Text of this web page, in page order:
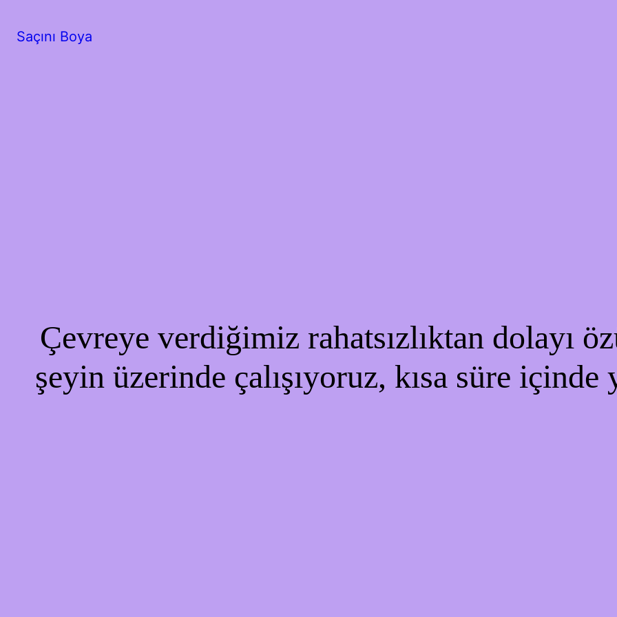
Saçını Boya
Çevreye verdiğimiz rahatsızlıktan dolayı
şeyin üzerinde çalışıyoruz, kısa süre